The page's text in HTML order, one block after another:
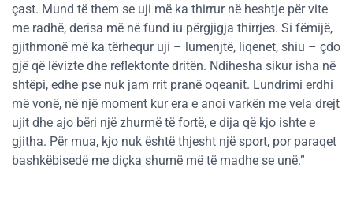
çast. Mund të them se uji më ka thirrur në heshtje për vite
me radhë, derisa më në fund iu përgjigja thirrjes. Si fëmijë,
gjithmonë më ka tërhequr uji – lumenjtë, liqenet, shiu – çdo
gjë që lëvizte dhe reflektonte dritën. Ndihesha sikur isha në
shtëpi, edhe pse nuk jam rrit pranë oqeanit. Lundrimi erdhi
më vonë, në një moment kur era e anoi varkën me vela drejt
ujit dhe ajo bëri një zhurmë të fortë, e dija që kjo ishte e
gjitha. Për mua, kjo nuk është thjesht një sport, por paraqet
bashkëbisedë me diçka shumë më të madhe se unë.”